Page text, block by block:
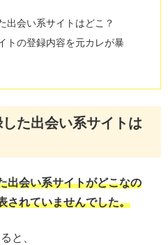
出会い系サイトはどこ？
トの登録内容を元カレが暴
た出会い系サイトは
出会い系サイトがどこなの
されていませんでした。
と、